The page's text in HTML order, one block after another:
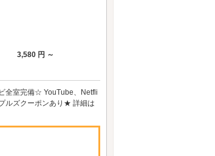
3,580 円 ～
全室完備☆ YouTube、Netfli
ルズクーポンあり★ 詳細は